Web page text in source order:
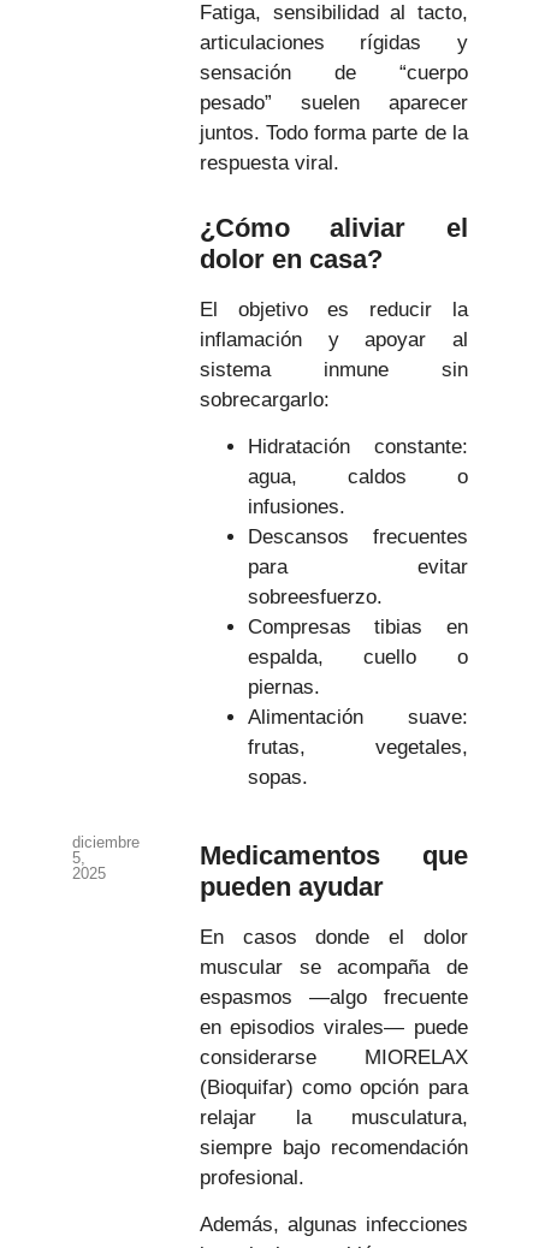
diciembre
5,
2025
Fatiga, sensibilidad al tacto,
articulaciones rígidas y
sensación de “cuerpo
pesado” suelen aparecer
juntos. Todo forma parte de la
respuesta viral.
¿Cómo aliviar el
dolor en casa?
El objetivo es reducir la
inflamación y apoyar al
sistema inmune sin
sobrecargarlo:
Hidratación constante:
agua, caldos o
infusiones.
Descansos frecuentes
para evitar
sobreesfuerzo.
Compresas tibias en
espalda, cuello o
piernas.
Alimentación suave:
frutas, vegetales,
sopas.
Medicamentos que
pueden ayudar
En casos donde el dolor
muscular se acompaña de
espasmos —algo frecuente
en episodios virales— puede
considerarse MIORELAX
(Bioquifar) como opción para
relajar la musculatura,
siempre bajo recomendación
profesional.
Además, algunas infecciones